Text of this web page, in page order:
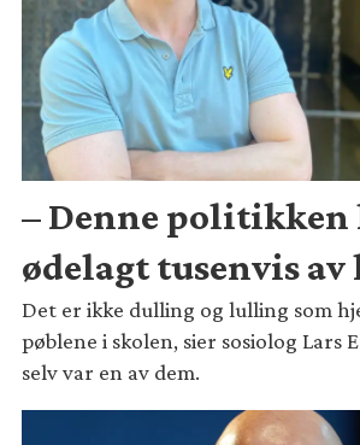
– Denne politikken
ødelagt tusenvis
Det er ikke dulling og lulling som
pøblene i skolen, sier sosiolog Lars
selv var en av dem.